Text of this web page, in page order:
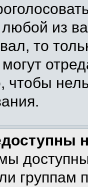
из
то
чтобы
группам